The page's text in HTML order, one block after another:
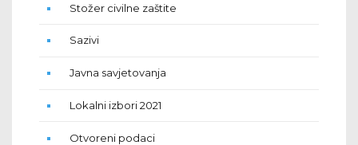
Stožer civilne zaštite
Sazivi
Javna savjetovanja
Lokalni izbori 2021
Otvoreni podaci